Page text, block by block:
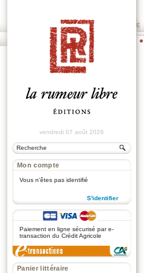
PRIX ROGER DEXTRE
vendredi 07 août 2026
Mon compte
Vous n'êtes pas identifié
S'identifier
Paiement en ligne sécurisé par e-
transaction du Crédit Agricole
Panier littéraire